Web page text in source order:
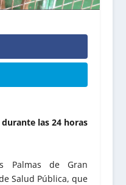
las 24 horas
Palmas de Gran
Salud Pública, que